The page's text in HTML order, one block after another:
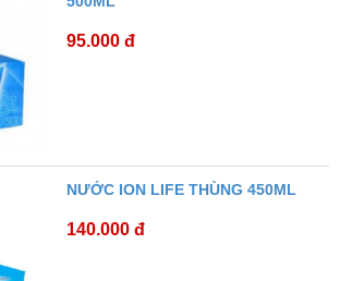
95.000 đ
NƯỚC ION LIFE THÙNG 450ML
140.000 đ